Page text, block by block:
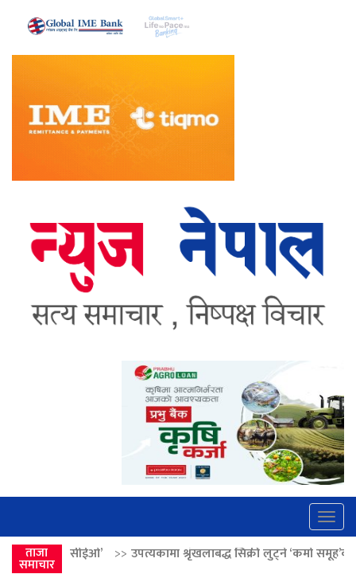
ताजा
समाचार
उपत्यकामा श्रृंखलाबद्ध सिक्री लुट्ने ‘कर्मा समूह’का नाइकेसहित पाँच पक्राउ